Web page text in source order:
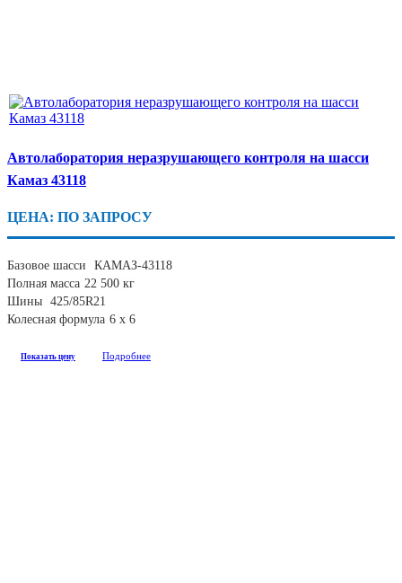
Автолаборатория неразрушающего контроля на шасси
Камаз 43118
ЦЕНА: ПО ЗАПРОСУ
Базовое шасси
КАМАЗ-43118
Полная масса 22 500 кг
Шины 425/85R21
Колесная формула 6 х 6
Показать цену Подробнее